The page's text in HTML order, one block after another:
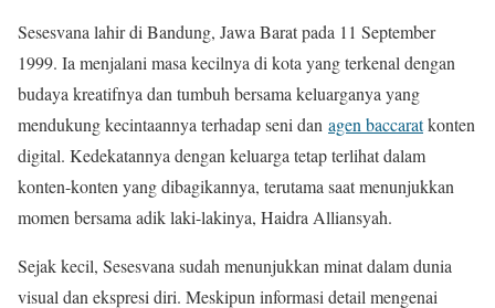
Sesesvana lahir di Bandung, Jawa Barat pada 11 September
1999. Ia menjalani masa kecilnya di kota yang terkenal dengan
budaya kreatifnya dan tumbuh bersama keluarganya yang
mendukung kecintaannya terhadap seni dan agen baccaratkonten
digital. Kedekatannya dengan keluarga tetap terlihat dalam
konten-konten yang dibagikannya, terutama saat menunjukkan
momen bersama adik laki-lakinya, Haidra Alliansyah.
Sejak kecil, Sesesvana sudah menunjukkan minat dalam dunia
visual dan ekspresi diri. Meskipun informasi detail mengenai